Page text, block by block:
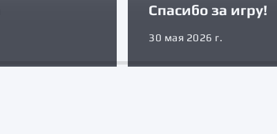
Спасибо за игру!
30 мая 2026 г.